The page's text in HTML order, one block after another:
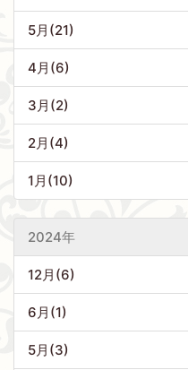
5月(21)
4月(6)
3月(2)
2月(4)
1月(10)
2024年
12月(6)
6月(1)
5月(3)